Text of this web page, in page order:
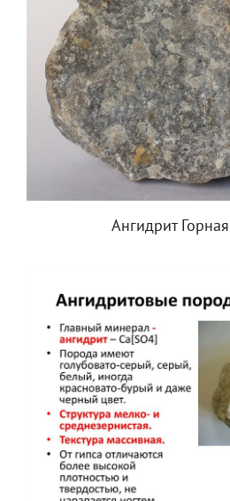
Ангидрит